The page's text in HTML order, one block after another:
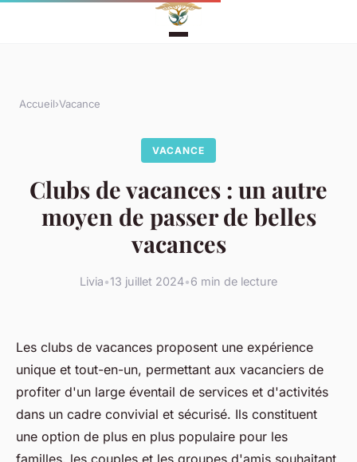
Accueil›Vacance
VACANCE
Clubs de vacances : un autre
moyen de passer de belles
vacances
Livia•13 juillet 2024•6 min de lecture
Les clubs de vacances proposent une expérience
unique et tout-en-un, permettant aux vacanciers de
profiter d'un large éventail de services et d'activités
dans un cadre convivial et sécurisé. Ils constituent
une option de plus en plus populaire pour les